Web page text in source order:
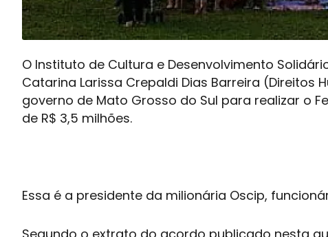
O Instituto de Cultura e Desenvolvimento
Catarina Larissa Crepaldi Dias Barreira (Direitos
governo de Mato Grosso do Sul para realizar o
de R$ 3,5 milhões.
Essa é a presidente da milionária Oscip,